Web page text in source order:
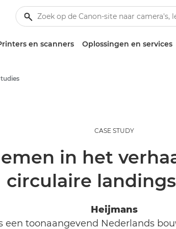
en scanners Oplossingen en services
CASE STUDY
in het
circulaire
Heijmans
een toonaangevend Nederlands